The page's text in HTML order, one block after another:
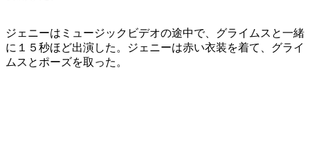
ジェニーはミュージックビデオの途中で、グライムスと一緒
に１５秒ほど出演した。ジェニーは赤い衣装を着て、グライ
ムスとポーズを取った。